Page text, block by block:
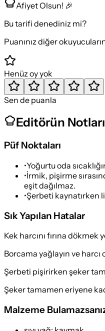
Afiyet Olsun! 🎉
Bu tarifi denediniz mi?
Puanınız diğer
Henüz oy yok
Sen de puanla
Editörün Notları
Püf Noktaları
•Yoğurtu oda
•İrmik, pişirme
eşit dağılmaz.
•Şerbeti kaynatırken
Sık Yapılan Hatalar
Kek harcını fırına
Borcama yağlayın ve harcı
Şerbeti pişirirken şeker
Şeker tamamen eriyene
Malzeme